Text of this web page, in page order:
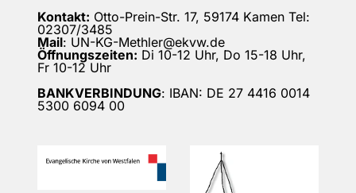
Kontakt: Otto-Prein-Str. 17, 59174 Kamen Tel:
02307/3485
Mail: UN-KG-Methler@ekvw.de
Öffnungszeiten: Di 10-12 Uhr, Do 15-18 Uhr,
Fr 10-12 Uhr
BANKVERBINDUNG: IBAN: DE 27 4416 0014
5300 6094 00